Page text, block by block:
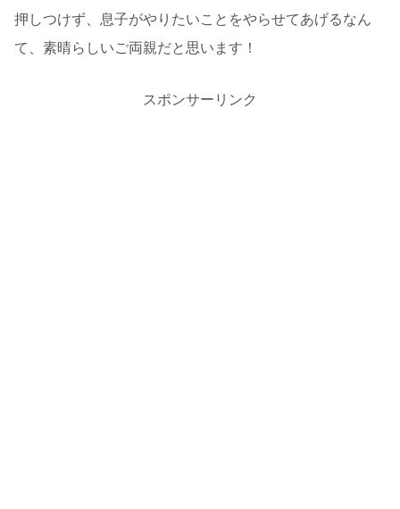
押しつけず、息子がやりたいことをやらせてあげるなん
て、素晴らしいご両親だと思います！
スポンサーリンク